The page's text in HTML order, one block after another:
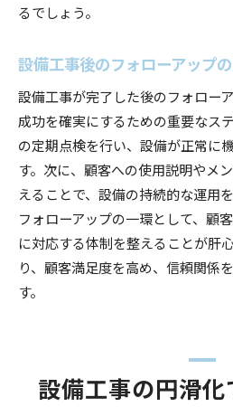
るでしょう。
設備工事後のフォローアップ
設備工事が完了した後のフォロー
成功を確実にするための重要なス
の定期点検を行い、設備が正常に
す。次に、顧客への使用説明やメ
えることで、設備の持続的な運用
フォローアップの一環として、顧
に対応する体制を整えることが肝
り、顧客満足度を高め、信頼関係
す。
設備工事の円滑